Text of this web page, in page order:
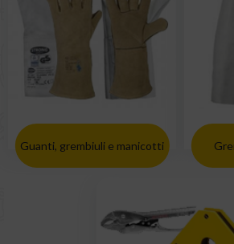
Guanti, grembiuli e manicotti